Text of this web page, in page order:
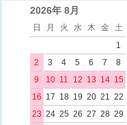
2026年 8月
日 月 火 水 木 金
土
1
2
3 4 5 6 7
8
9
10 11 12 13 14 15
16 17 18 19 20 21
22
23 24 25 26 27 28 29